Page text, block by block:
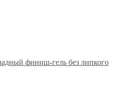
финиш-гель без липкого